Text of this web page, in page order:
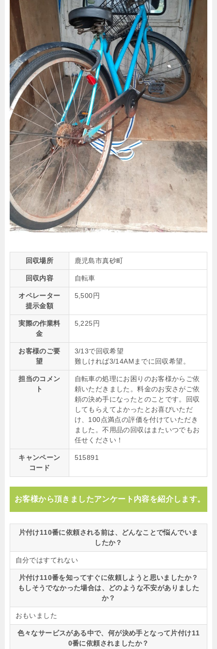
回収場所 鹿児島市真砂町
回収内容 自転車
オペレーター
提示金額
5,500円
実際の作業料
金
5,225円
お客様のご要
望
3/13で回収希望
難しければ3/14AMまでに回収希望。
担当のコメン
ト
自転車の処理にお困りのお客様からご依
頼いただきました。料金のお安さがご依
頼の決め手になったとのことです。回収
してもらえてよかったとお喜びいただ
け、100点満点の評価を付けていただき
ました。不用品の回収はまたいつでもお
任せください！
キャンペーン
コード
515891
お客様から頂きましたアンケート内容を紹介します。
片付け110番に依頼される前は、どんなことで悩んでいま
したか？
自分ではすてれない
片付け110番を知ってすぐに依頼しようと思いましたか？
もしそうでなかった場合は、どのような不安がありました
か？
おもいました
色々なサービスがある中で、何が決め手となって片付け11
0番に依頼されましたか？